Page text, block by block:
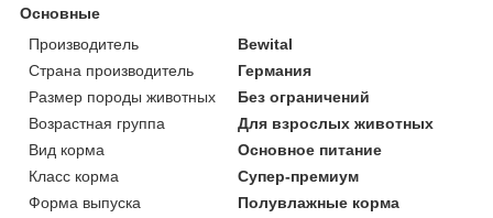
Основные
Производитель
Bewital
Страна производитель
Германия
Размер породы животных
Без ограничений
Возрастная группа
Для взрослых животных
Вид корма
Основное питание
Класс корма
Супер-премиум
Форма выпуска
Полувлажные корма